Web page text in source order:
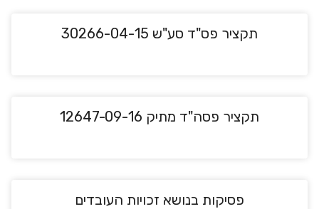
תקציר פס"ד סע"ש 30266-04-15
תקציר פסה"ד מתיק 12647-09-16
פסיקות בנושא זכויות העובדים